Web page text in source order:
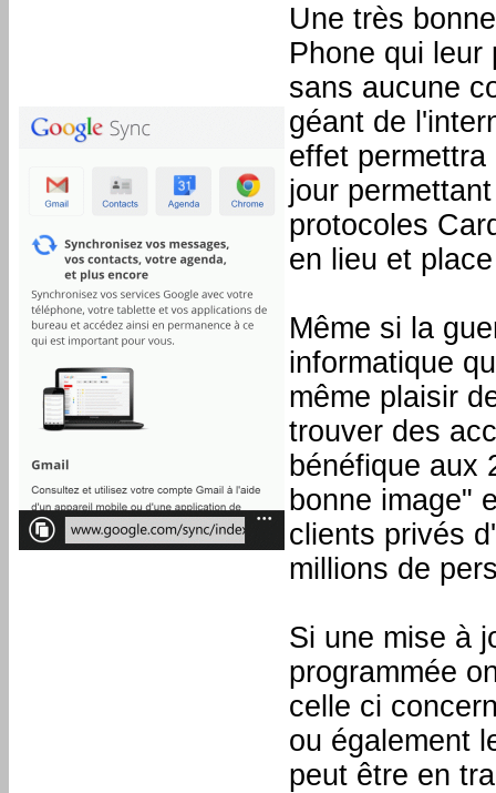
Une très
Phone qui leur
sans aucune
géant de
effet
jour
protocoles
en lieu et
Même si la
informatique
même plaisir
trouver des
bénéfique aux
bonne image"
clients privés
millions de
Si une mise à
programmée
celle ci
ou également
peut être en